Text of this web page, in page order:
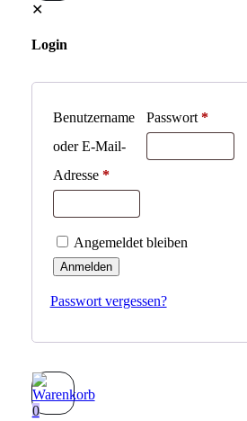
✕
Login
Benutzername
oder E-Mail-
Adresse *
Passwort *
Angemeldet bleiben
Anmelden
Passwort vergessen?
0